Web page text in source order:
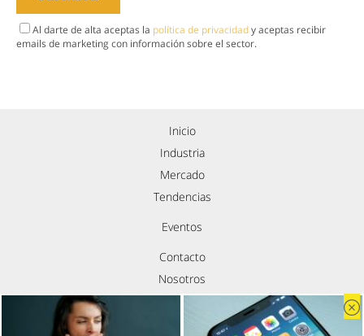
Al darte de alta aceptas la política de privacidady aceptas recibir
emails de marketing con información sobre el sector.
Inicio
Industria
Mercado
Tendencias
Eventos
Contacto
Nosotros